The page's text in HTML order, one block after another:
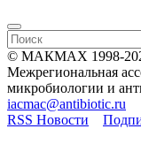
© МАКМАХ 1998-
Межрегиональная
микробиологии и
iacmac@antibiotic.ru
RSS Новости